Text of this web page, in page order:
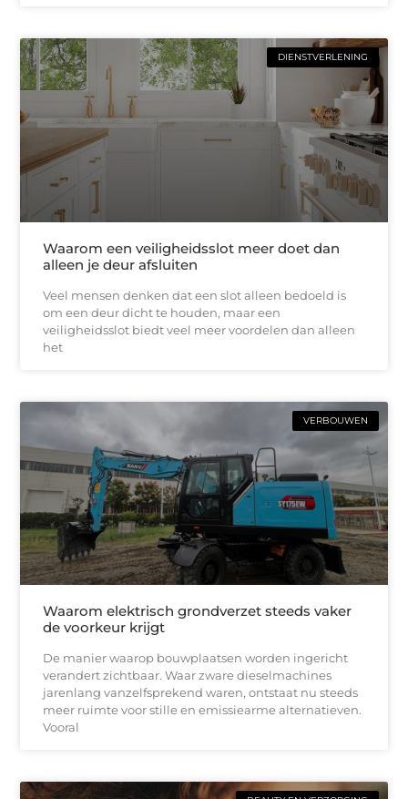
DIENSTVERLENING
Waarom een veiligheidsslot meer doet dan
alleen je deur afsluiten
Veel mensen denken dat een slot alleen bedoeld is
om een deur dicht te houden, maar een
veiligheidsslot biedt veel meer voordelen dan alleen
het
VERBOUWEN
Waarom elektrisch grondverzet steeds vaker
de voorkeur krijgt
De manier waarop bouwplaatsen worden ingericht
verandert zichtbaar. Waar zware dieselmachines
jarenlang vanzelfsprekend waren, ontstaat nu steeds
meer ruimte voor stille en emissiearme alternatieven.
Vooral